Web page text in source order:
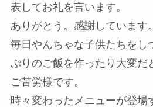
表してお礼を言います。
ありがとう。感謝しています。
毎日やんちゃな子供たちをし
ぷりのご飯を作ったり大変だ
ご苦労様です。
時々変わったメニューが登場